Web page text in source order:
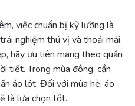
, việc chuẩn bị kỹ lưỡng là
nghiệm thú vị và thoải mái.
hãy ưu tiên mang theo quần
tiết. Trong mùa đông, cần
áo lót. Đối với mùa hè, áo
là lựa chọn tốt.